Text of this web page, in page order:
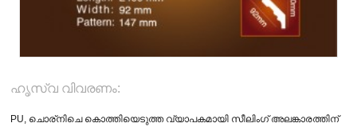
ഹൃസ്വ വിവരണം:
PU, ചൊര്നിചെ കൊത്തിയെടുത്ത വ്യാപകമായി സീലിംഗ് അലങ്കാരത്തിന്